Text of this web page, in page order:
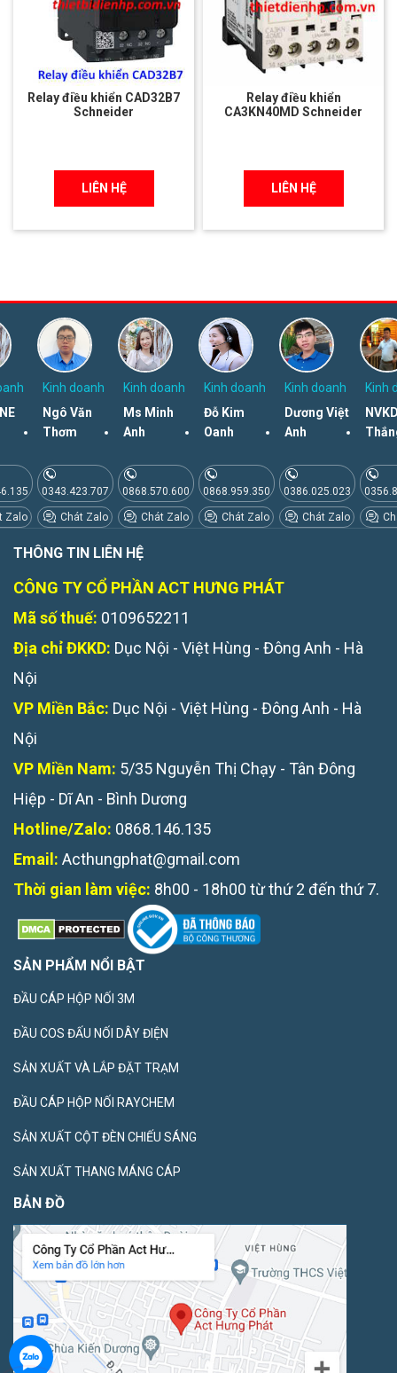
Relay điều khiển CAD32B7
Schneider
LIÊN HỆ
Relay điều khiển
CA3KN40MD Schneider
LIÊN HỆ
Zalo
Kinh doanh
Ngô Văn
Thơm
0343.423.707
Chát Zalo
Kinh doanh
Ms Minh
Anh
0868.570.600
Chát Zalo
Kinh doanh
Đỗ Kim
Oanh
0868.959.350
Chát Zalo
Kinh doanh
Dương Việt
Anh
0386.025.023
Chát Zalo
Kinh
THÔNG TIN LIÊN HỆ
CÔNG TY CỔ PHẦN ACT HƯNG PHÁT
Mã số thuế: 0109652211
Địa chỉ ĐKKD: Dục Nội - Việt Hùng - Đông Anh - Hà
Nội
VP Miền Bắc: Dục Nội - Việt Hùng - Đông Anh - Hà
Nội
VP Miền Nam: 5/35 Nguyễn Thị Chạy - Tân Đông
Hiệp - Dĩ An - Bình Dương
Hotline/Zalo: 0868.146.135
Email: Acthungphat@gmail.com
Thời gian làm việc: 8h00 - 18h00 từ thứ 2 đến thứ 7.
SẢN PHẨM NỔI BẬT
ĐẦU CÁP HỘP NỐI 3M
ĐẦU COS ĐẤU NỐI DÂY ĐIỆN
SẢN XUẤT VÀ LẮP ĐẶT TRẠM
ĐẦU CÁP HỘP NỐI RAYCHEM
SẢN XUẤT CỘT ĐÈN CHIẾU SÁNG
SẢN XUẤT THANG MÁNG CÁP
BẢN ĐỒ